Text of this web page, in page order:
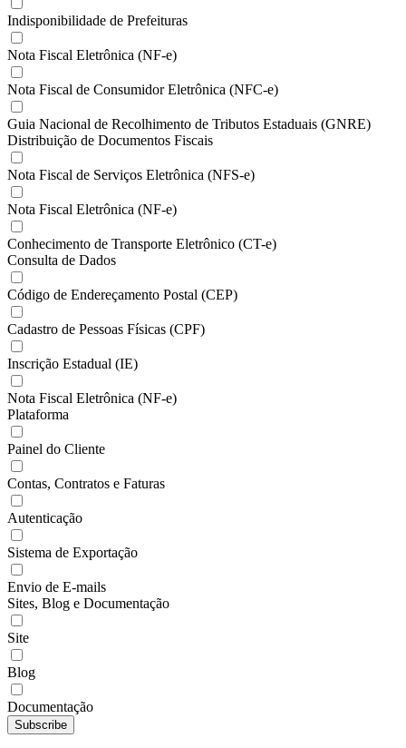
Indisponibilidade de Prefeituras
Nota Fiscal Eletrônica (NF-e)
Nota Fiscal de Consumidor Eletrônica (NFC-e)
Guia Nacional de Recolhimento de Tributos Estaduais (GNRE)
Distribuição de Documentos Fiscais
Nota Fiscal de Serviços Eletrônica (NFS-e)
Nota Fiscal Eletrônica (NF-e)
Conhecimento de Transporte Eletrônico (CT-e)
Consulta de Dados
Código de Endereçamento Postal (CEP)
Cadastro de Pessoas Físicas (CPF)
Inscrição Estadual (IE)
Nota Fiscal Eletrônica (NF-e)
Plataforma
Painel do Cliente
Contas, Contratos e Faturas
Autenticação
Sistema de Exportação
Envio de E-mails
Sites, Blog e Documentação
Site
Blog
Documentação
Subscribe